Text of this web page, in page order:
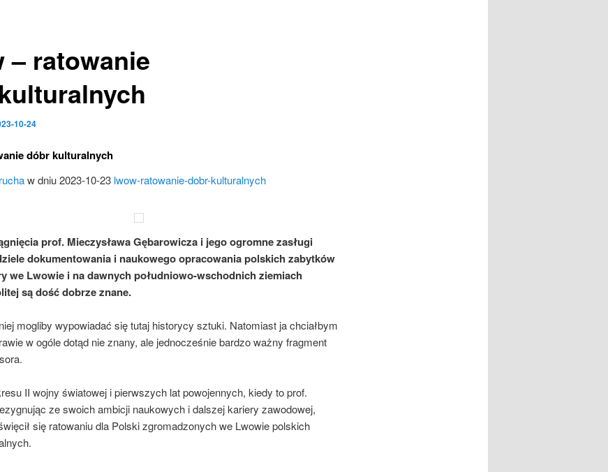
– ratowanie
10-24
dóbr kulturalnych
w dniu 2023-10-23 lwow-ratowanie-dobr-kulturalnych
prof. Mieczysława Gębarowicza i jego ogromne zasługi
dokumentowania i naukowego opracowania polskich zabytków
we Lwowie i na dawnych południowo-wschodnich ziemiach
są dość dobrze znane.
mogliby wypowiadać się tutaj historycy sztuki. Natomiast ja chciałbym
w ogóle dotąd nie znany, ale jednocześnie bardzo ważny fragment
II wojny światowej i pierwszych lat powojennych, kiedy to prof.
ze swoich ambicji naukowych i dalszej kariery zawodowej,
się ratowaniu dla Polski zgromadzonych we Lwowie polskich